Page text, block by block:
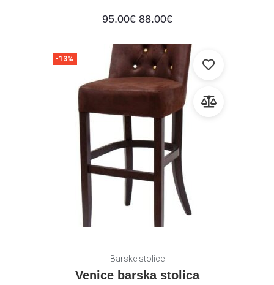
95.00€ 88.00€
-13%
Barske stolice
Venice barska stolica